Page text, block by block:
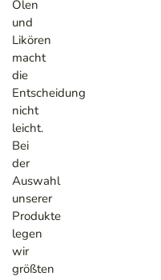
Ölen
und
Likören
macht
die
Entscheidung
nicht
leicht.
Bei
der
Auswahl
unserer
Produkte
legen
wir
größten